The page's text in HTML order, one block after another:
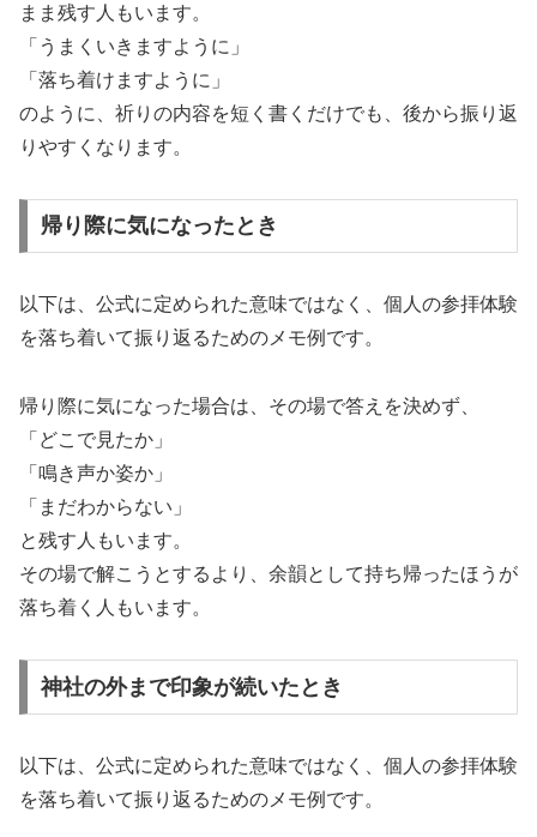
まま残す人もいます。
「うまくいきますように」
「落ち着けますように」
のように、祈りの内容を短く書くだけでも、後から振り返
りやすくなります。
帰り際に気になったとき
以下は、公式に定められた意味ではなく、個人の参拝体験
を落ち着いて振り返るためのメモ例です。
帰り際に気になった場合は、その場で答えを決めず、
「どこで見たか」
「鳴き声か姿か」
「まだわからない」
と残す人もいます。
その場で解こうとするより、余韻として持ち帰ったほうが
落ち着く人もいます。
神社の外まで印象が続いたとき
以下は、公式に定められた意味ではなく、個人の参拝体験
を落ち着いて振り返るためのメモ例です。